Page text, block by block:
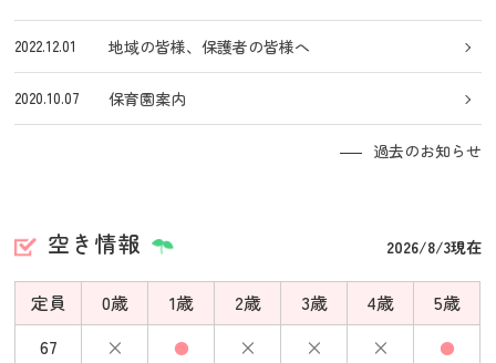
2022.12.01 地域の皆様、保護者の皆様へ
2020.10.07 保育園案内
過去のお知らせ
空き情報 2026/8/3現在
定員 0歳 1歳 2歳 3歳 4歳
5歳
67
× ● × × × ●